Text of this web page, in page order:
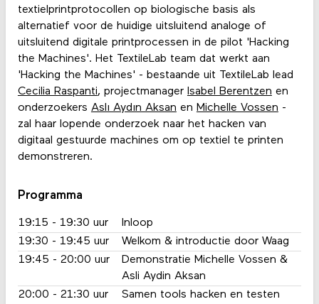
textielprintprotocollen op biologische basis als
alternatief voor de huidige uitsluitend analoge of
uitsluitend digitale printprocessen in de pilot 'Hacking
the Machines'. Het TextileLab team dat werkt aan
'Hacking the Machines' - bestaande uit TextileLab lead
Cecilia Raspanti, projectmanager Isabel Berentzen en
onderzoekers Aslı Aydın Aksan en Michelle Vossen -
zal haar lopende onderzoek naar het hacken van
digitaal gestuurde machines om op textiel te printen
demonstreren.
Programma
19:15 - 19:30 uur
Inloop
19:30 - 19:45 uur
Welkom & introductie door Waag
19:45 - 20:00 uur
Demonstratie Michelle Vossen &
Asli Aydin Aksan
20:00 - 21:30 uur
Samen tools hacken en testen